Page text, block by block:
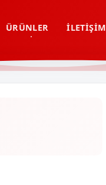
ÜRÜNLER İLETIŞIM